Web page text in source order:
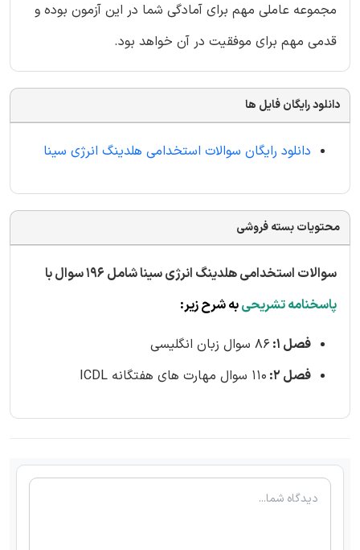
مجموعه عاملی مهم برای آمادگی شما در این آزمون بوده و
قدمی مهم برای موفقیت در آن خواهد بود.
دانلود رایگان فایل ها
دانلود رایگان سوالات استخدامی هلدینگ انرژی سینا
محتویات بسته فروشی
سوالات استخدامی هلدینگ انرژی سینا شامل 196 سوال با
پاسخنامه تشریحیبه شرح زیر:
فصل 1:
86 سوال زبان انگلیسی
فصل 2:
110 سوال مهارت های هفتگانه ICDL